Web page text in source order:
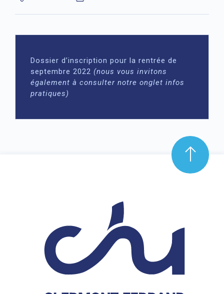
Dossier d’inscription pour la rentrée de
septembre 2022 (nous vous invitons
également à consulter notre onglet infos
pratiques)